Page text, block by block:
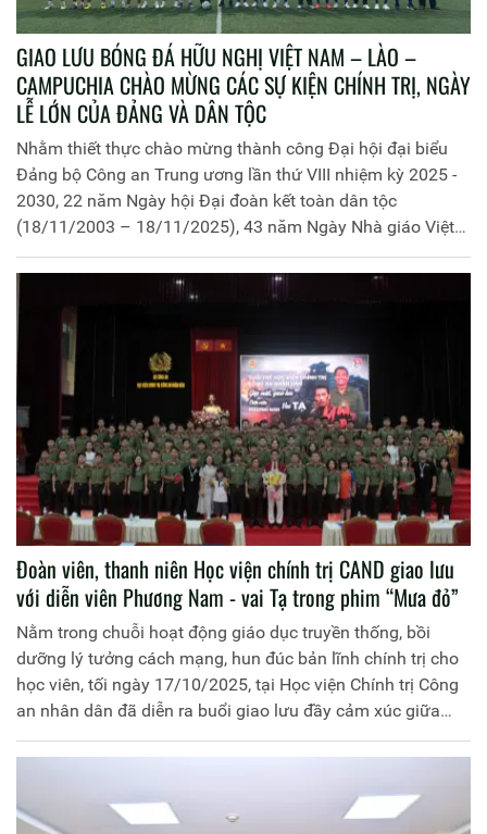
GIAO LƯU BÓNG ĐÁ HỮU NGHỊ VIỆT NAM – LÀO –
CAMPUCHIA CHÀO MỪNG CÁC SỰ KIỆN CHÍNH TRỊ, NGÀY
LỄ LỚN CỦA ĐẢNG VÀ DÂN TỘC
Nhằm thiết thực chào mừng thành công Đại hội đại biểu
Đảng bộ Công an Trung ương lần thứ VIII nhiệm kỳ 2025 -
2030, 22 năm Ngày hội Đại đoàn kết toàn dân tộc
(18/11/2003 – 18/11/2025), 43 năm Ngày Nhà giáo Việt
Nam (20/11/1982 – 20/11/2025) và hướng tới Đại hội Đại
biểu toàn quốc lần thứ XIV của Đảng
Đoàn viên, thanh niên Học viện chính trị CAND giao lưu
với diễn viên Phương Nam - vai Tạ trong phim “Mưa đỏ”
Nằm trong chuỗi hoạt động giáo dục truyền thống, bồi
dưỡng lý tưởng cách mạng, hun đúc bản lĩnh chính trị cho
học viên, tối ngày 17/10/2025, tại Học viện Chính trị Công
an nhân dân đã diễn ra buổi giao lưu đầy cảm xúc giữa
diễn viên Phương Nam - người đảm nhận vai Tạ, chiến sĩ
trẻ quả cảm trong bộ phim “Mưa đỏ”, với đông đảo đoàn